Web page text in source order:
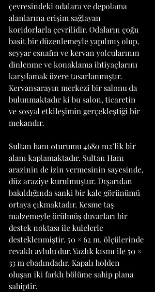
çevresindeki odalara ve depolama
alanlarına erişim sağlayan
koridorlarla çevrilidir. Odaların çoğu
basit bir düzenlemeyle yapılmış olup,
seyyar esnafın ve kervan yolcularının
dinlenme ve konaklama ihtiyaçlarını
karşılamak üzere tasarlanmıştır.
Kervansarayın merkezi bir salonu da
bulunmaktadır ki bu salon, ticaretin
ve sosyal etkileşimin gerçekleştiği bir
mekandır.
Sultan hanı oturumu 4680 m2’lik bir
alanı kaplamaktadır. Sultan Hanı
arazinin de izin vermesinin sayesinde,
düz araziye kurulmuştur. Dışarıdan
bakıldığında sanki bir kale görünümü
ortaya çıkmaktadır. Kesme taş
malzemeyle örülmüş duvarları bir
destek noktası ile kulelerle
desteklenmiştir. 50 × 62 m. ölçülerinde
revaklı avlulu'dur. Yazlık kısmı ile 50 ×
33 m ebadındadır. Kapalı holden
oluşan iki farklı bölüme sahip plana
sahiptir.